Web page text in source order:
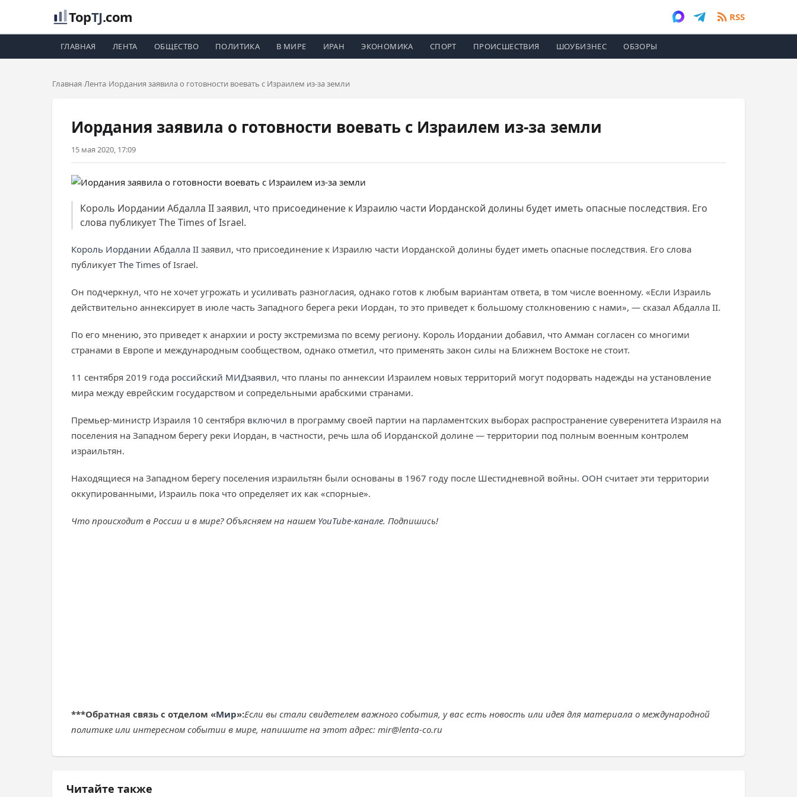
TopTJ.com RSS
ГЛАВНАЯ ЛЕНТА ОБЩЕСТВО ПОЛИТИКА В МИРЕ ИРАН ЭКОНОМИКА СПОРТ ПРОИСШЕСТВИЯ ШОУБИЗНЕС ОБЗОРЫ
Главная Лента Иордания заявила о готовности воевать с Израилем из-за земли
Иордания заявила о готовности воевать с Израилем из-за земли
15 мая 2020, 17:09
Король Иордании Абдалла II заявил, что присоединение к Израилю части Иорданской долины будет иметь опасные последствия. Его
слова публикует The Times of Israel.
Король Иордании Абдалла II заявил, что присоединение к Израилю части Иорданской долины будет иметь опасные последствия. Его слова
публикует The Times of Israel.
Он подчеркнул, что не хочет угрожать и усиливать разногласия, однако готов к любым вариантам ответа, в том числе военному. «Если Израиль
действительно аннексирует в июле часть Западного берега реки Иордан, то это приведет к большому столкновению с нами», — сказал Абдалла II.
По его мнению, это приведет к анархии и росту экстремизма по всему региону. Король Иордании добавил, что Амман согласен со многими
странами в Европе и международным сообществом, однако отметил, что применять закон силы на Ближнем Востоке не стоит.
11 сентября 2019 года российский МИДзаявил, что планы по аннексии Израилем новых территорий могут подорвать надежды на установление
мира между еврейским государством и сопредельными арабскими странами.
Премьер-министр Израиля 10 сентября включил в программу своей партии на парламентских выборах распространение суверенитета Израиля на
поселения на Западном берегу реки Иордан, в частности, речь шла об Иорданской долине — территории под полным военным контролем
израильтян.
Находящиеся на Западном берегу поселения израильтян были основаны в 1967 году после Шестидневной войны. ООН считает эти территории
оккупированными, Израиль пока что определяет их как «спорные».
Что происходит в России и в мире? Объясняем на нашем YouTube-канале. Подпишись!
***Обратная связь с отделом «Мир»:Если вы стали свидетелем важного события, у вас есть новость или идея для материала о международной
политике или интересном событии в мире, напишите на этот адрес: mir@lenta-co.ru
Читайте также